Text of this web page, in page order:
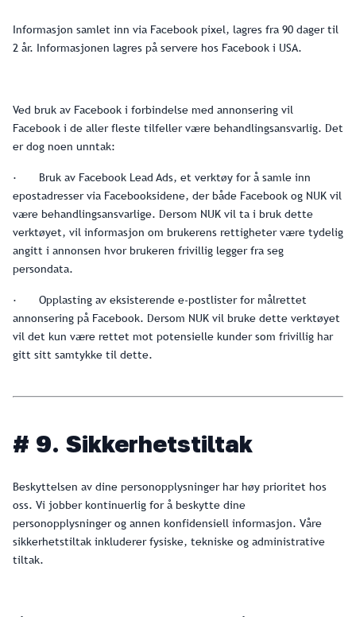
Informasjon samlet inn via Facebook pixel, lagres fra 90 dager til
2 år. Informasjonen lagres på servere hos Facebook i USA.
Ved bruk av Facebook i forbindelse med annonsering vil
Facebook i de aller fleste tilfeller være behandlingsansvarlig. Det
er dog noen unntak:
· Bruk av Facebook Lead Ads, et verktøy for å samle inn
epostadresser via Facebooksidene, der både Facebook og NUK vil
være behandlingsansvarlige. Dersom NUK vil ta i bruk dette
verktøyet, vil informasjon om brukerens rettigheter være tydelig
angitt i annonsen hvor brukeren frivillig legger fra seg
persondata.
· Opplasting av eksisterende e-postlister for målrettet
annonsering på Facebook. Dersom NUK vil bruke dette verktøyet
vil det kun være rettet mot potensielle kunder som frivillig har
gitt sitt samtykke til dette.
# 9. Sikkerhetstiltak
Beskyttelsen av dine personopplysninger har høy prioritet hos
oss. Vi jobber kontinuerlig for å beskytte dine
personopplysninger og annen konfidensiell informasjon. Våre
sikkerhetstiltak inkluderer fysiske, tekniske og administrative
tiltak.